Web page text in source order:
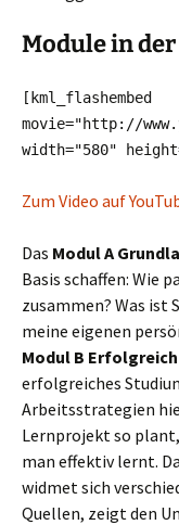
Module in
[kml_flashembed
movie="http://
width="580"
Zum Video auf
Das Modul A
Basis schaffen: Wie
zusammen? Was ist
meine eigenen
Modul B
erfolgreiches
Arbeitsstrategien
Lernprojekt so plant,
man effektiv lernt.
widmet sich
Quellen, zeigt den